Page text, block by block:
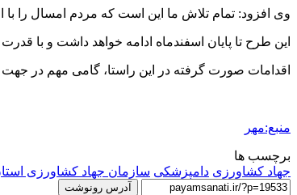
وی افزود: تمام تلاش ما این است که مردم امسال را
این طرح تا پایان اسفندماه ادامه خواهد داشت و با
اقدامات صورت گرفته در این راستا، گامی مهم در
منبع:مهر
برچسب ها
جهاد کشاورزی دامپزشکی سازمان جهاد کشاورزی
آدرس رونوشت